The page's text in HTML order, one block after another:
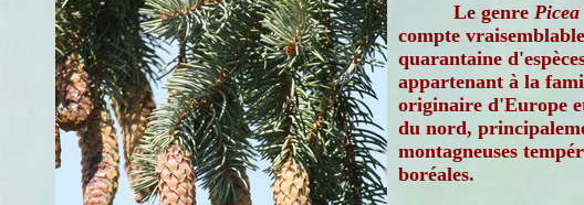
Le genre Picea
compte
quarantaine
appartenant à la
originaire d'Europe
du nord,
montagneuses
boréales.